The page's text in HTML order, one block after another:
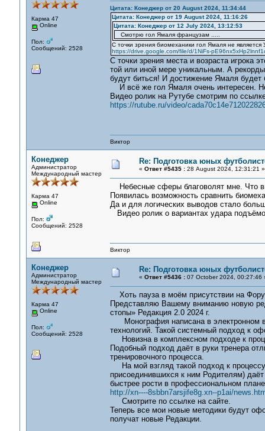
Карма 47
Online
Пол:
Сообщений: 2528
Цитата: Конеджер от 20 August 2024, 11:34:44
Цитата: Конеджер от 19 August 2024, 11:16:26
Цитата: Конеджер от 12 July 2024, 13:12:53
Смотрю гол Ямаля французам .....
С точки зрения биомеханики гол Ямаля не является
https://drive.google.com/file/d/1NiFs-
С точки зрения места и возраста игрока
той или иной мере уникальным. А
будут биться! И достижение Ямаля будет
И всё же гол Ямаля очень интересен.
Видео ролик на Рутубе смотрим по
https://rutube.ru/video/
Виктор
Конеджер
Администратор
Международный мастер
Карма 47
Online
Пол:
Сообщений: 2528
Re: Подготовка юных
« Ответ #5435 :28 August 2024, 12:31:21 »
Небесные сферы благоволят мне. Что
Появилась возможность сравнить
Да и для логических выводов стало
Видео ролик о вариантах удара
Виктор
Конеджер
Администратор
Международный мастер
Карма 47
Online
Пол:
Сообщений: 2528
Re: Подготовка юных
« Ответ #5436 :07 October 2024, 00:27:46
Хоть пауза в моём присутствии на
Представляю Вашему вниманию новую
стопы» Редакция 2.0 2024 г.
Монография написана в электронном
технологий. Такой системный подход к
Новизна в комплексном подходе к
Подобный подход даёт в руки тренера
тренировочного процесса.
На мой взгляд такой подход к
присоединившихся к ним Родителям)
быстрее рости в профессиональном
http://xn----8sbbn7arsjife8g.xn--p1ai/
Смотрите по ссылке на сайте.
Теперь все мои новые методики будут
получат новые Редакции.